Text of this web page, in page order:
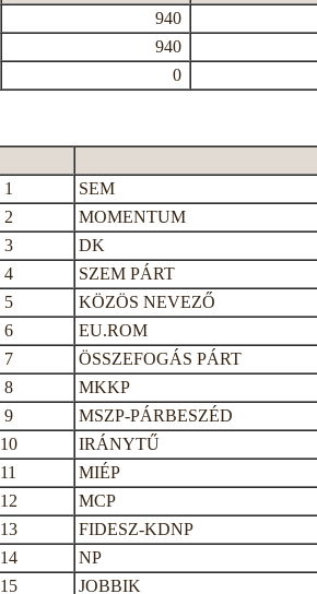
940
940
0
1
SEM
2
MOMENTUM
3
DK
4
SZEM PÁRT
5
KÖZÖS NEVEZŐ
6
EU.ROM
7
ÖSSZEFOGÁS PÁRT
8
MKKP
9
MSZP-PÁRBESZÉD
10
IRÁNYTŰ
11
MIÉP
12
MCP
13
FIDESZ-KDNP
14
NP
15
JOBBIK